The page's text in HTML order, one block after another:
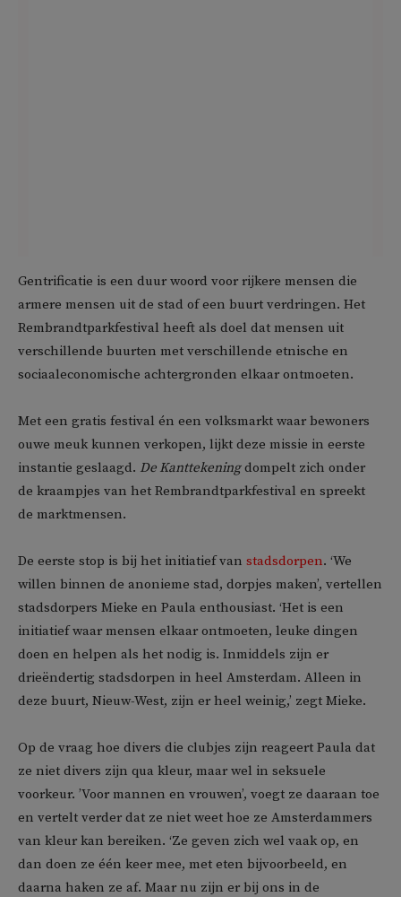
Gentrificatie is een duur woord voor rijkere mensen die
armere mensen uit de stad of een buurt verdringen. Het
Rembrandtparkfestival heeft als doel dat mensen uit
verschillende buurten met verschillende etnische en
sociaaleconomische achtergronden elkaar ontmoeten.
Met een gratis festival én een volksmarkt waar bewoners
ouwe meuk kunnen verkopen, lijkt deze missie in eerste
instantie geslaagd. De Kanttekeningdompelt zich onder
de kraampjes van het Rembrandtparkfestival en spreekt
de marktmensen.
De eerste stop is bij het initiatief van stadsdorpen. ‘We
willen binnen de anonieme stad, dorpjes maken’, vertellen
stadsdorpers Mieke en Paula enthousiast. ‘Het is een
initiatief waar mensen elkaar ontmoeten, leuke dingen
doen en helpen als het nodig is. Inmiddels zijn er
drieëndertig stadsdorpen in heel Amsterdam. Alleen in
deze buurt, Nieuw-West, zijn er heel weinig,’ zegt Mieke.
Op de vraag hoe divers die clubjes zijn reageert Paula dat
ze niet divers zijn qua kleur, maar wel in seksuele
voorkeur. ’Voor mannen en vrouwen’, voegt ze daaraan toe
en vertelt verder dat ze niet weet hoe ze Amsterdammers
van kleur kan bereiken. ‘Ze geven zich wel vaak op, en
dan doen ze één keer mee, met eten bijvoorbeeld, en
daarna haken ze af. Maar nu zijn er bij ons in de